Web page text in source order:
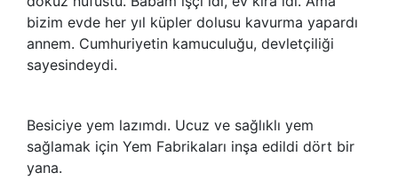
bizim evde her yıl küpler dolusu kavurma yapardı
annem. Cumhuriyetin kamuculuğu, devletçiliği
sayesindeydi.
Besiciye yem lazımdı. Ucuz ve sağlıklı yem
sağlamak için Yem Fabrikaları inşa edildi dört bir
yana.